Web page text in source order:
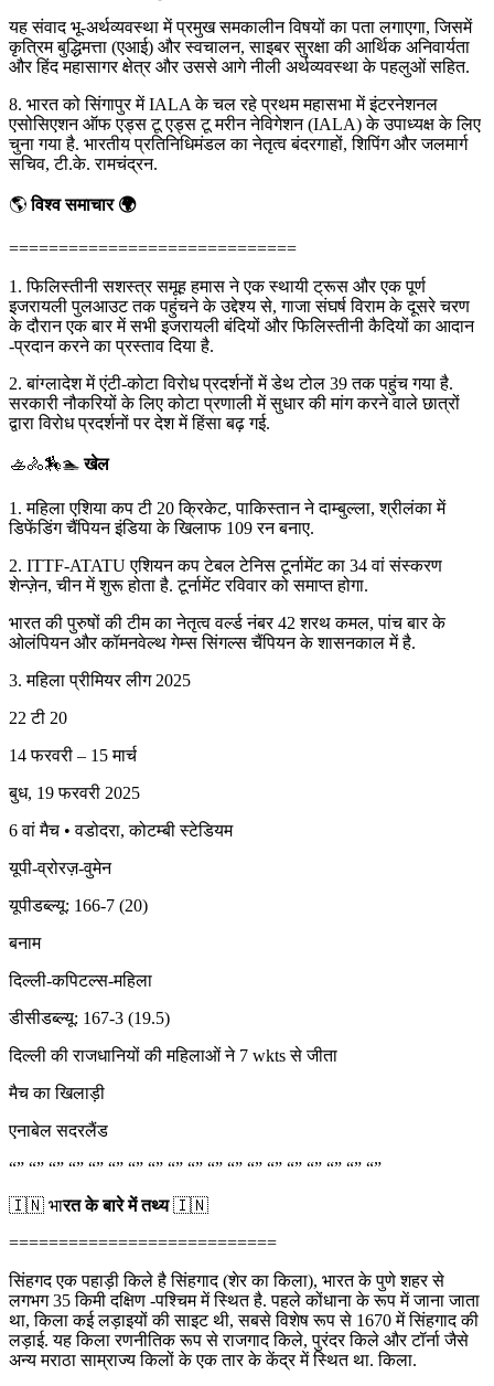
यह संवाद भू-अर्थव्यवस्था में प्रमुख समकालीन विषयों का पता लगाएगा, जिसमें
कृत्रिम बुद्धिमत्ता (एआई) और स्वचालन, साइबर सुरक्षा की आर्थिक अनिवार्यता
और हिंद महासागर क्षेत्र और उससे आगे नीली अर्थव्यवस्था के पहलुओं सहित.
8. भारत को सिंगापुर में IALA के चल रहे प्रथम महासभा में इंटरनेशनल
एसोसिएशन ऑफ एड्स टू एड्स टू मरीन नेविगेशन (IALA) के उपाध्यक्ष के लिए
चुना गया है. भारतीय प्रतिनिधिमंडल का नेतृत्व बंदरगाहों, शिपिंग और जलमार्ग
सचिव, टी.के. रामचंद्रन.
🌎विश्व समाचार 🌍
=============================
1. फिलिस्तीनी सशस्त्र समूह हमास ने एक स्थायी ट्रूस और एक पूर्ण
इजरायली पुलआउट तक पहुंचने के उद्देश्य से, गाजा संघर्ष विराम के दूसरे चरण
के दौरान एक बार में सभी इजरायली बंदियों और फिलिस्तीनी कैदियों का आदान
-प्रदान करने का प्रस्ताव दिया है.
2. बांग्लादेश में एंटी-कोटा विरोध प्रदर्शनों में डेथ टोल 39 तक पहुंच गया है.
सरकारी नौकरियों के लिए कोटा प्रणाली में सुधार की मांग करने वाले छात्रों
द्वारा विरोध प्रदर्शनों पर देश में हिंसा बढ़ गई.
🚣🚴🏇🏊खेल
1. महिला एशिया कप टी 20 क्रिकेट, पाकिस्तान ने दाम्बुल्ला, श्रीलंका में
डिफेंडिंग चैंपियन इंडिया के खिलाफ 109 रन बनाए.
2. ITTF-ATATU एशियन कप टेबल टेनिस टूर्नामेंट का 34 वां संस्करण
शेन्ज़ेन, चीन में शुरू होता है. टूर्नामेंट रविवार को समाप्त होगा.
भारत की पुरुषों की टीम का नेतृत्व वर्ल्ड नंबर 42 शरथ कमल, पांच बार के
ओलंपियन और कॉमनवेल्थ गेम्स सिंगल्स चैंपियन के शासनकाल में है.
3. महिला प्रीमियर लीग 2025
22 टी 20
14 फरवरी – 15 मार्च
बुध, 19 फरवरी 2025
6 वां मैच • वडोदरा, कोटम्बी स्टेडियम
यूपी-व्रोरज़-वुमेन
यूपीडब्ल्यू: 166-7 (20)
बनाम
दिल्ली-कपिटल्स-महिला
डीसीडब्ल्यू: 167-3 (19.5)
दिल्ली की राजधानियों की महिलाओं ने 7 wkts से जीता
मैच का खिलाड़ी
एनाबेल सदरलैंड
“” “” “” “” “” “” “” “” “” “” “” “” “” “” “” “” “” “” “”
🇮🇳 भारत के बारे में तथ्य🇮🇳
===========================
सिंहगद एक पहाड़ी किले है सिंहगाद (शेर का किला), भारत के पुणे शहर से
लगभग 35 किमी दक्षिण -पश्चिम में स्थित है. पहले कोंधाना के रूप में जाना जाता
था, किला कई लड़ाइयों की साइट थी, सबसे विशेष रूप से 1670 में सिंहगाद की
लड़ाई. यह किला रणनीतिक रूप से राजगाद किले, पुरंदर किले और टॉर्ना जैसे
अन्य मराठा साम्राज्य किलों के एक तार के केंद्र में स्थित था. किला.